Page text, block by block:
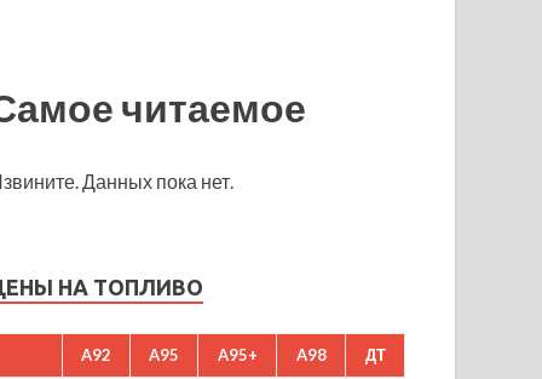
читаемое
Данных пока нет.
НА ТОПЛИВО
A92 A95 A95+ A98 ДТ